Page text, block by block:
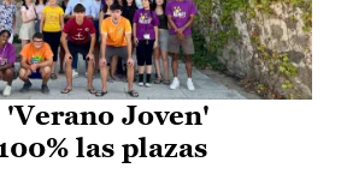
Joven'
las plazas